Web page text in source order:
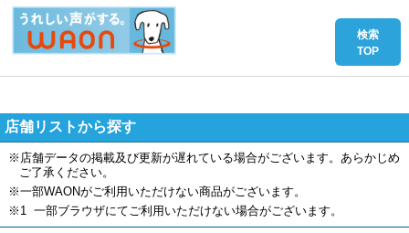
店舗リストから探す
※店舗データの掲載及び更新が遅れている場合がございます。あらかじめ
ご了承ください。
※一部WAONがご利用いただけない商品がございます。
※1 一部ブラウザにてご利用いただけない場合がございます。